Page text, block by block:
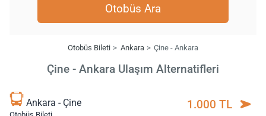
Otobüs Ara
Otobüs Bileti Ankara Çine - Ankara
Çine - Ankara Ulaşım Alternatifleri
Ankara - Çine 1.000 TL